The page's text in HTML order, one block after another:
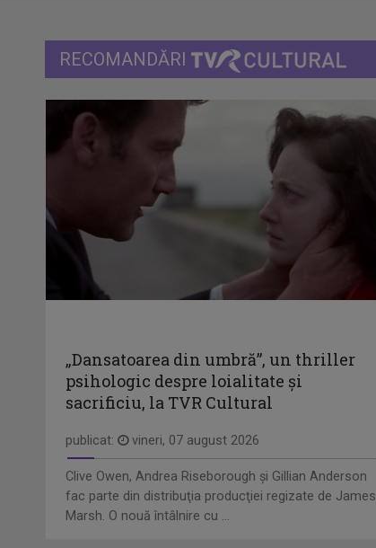
RECOMANDĂRI
„Dansatoarea din umbră”, un thriller
psihologic despre loialitate și
sacrificiu, la TVR Cultural
publicat: vineri, 07 august 2026
Clive Owen, Andrea Riseborough şi Gillian Anderson
fac parte din distribuţia producţiei regizate de James
Marsh. O nouă întâlnire cu ...